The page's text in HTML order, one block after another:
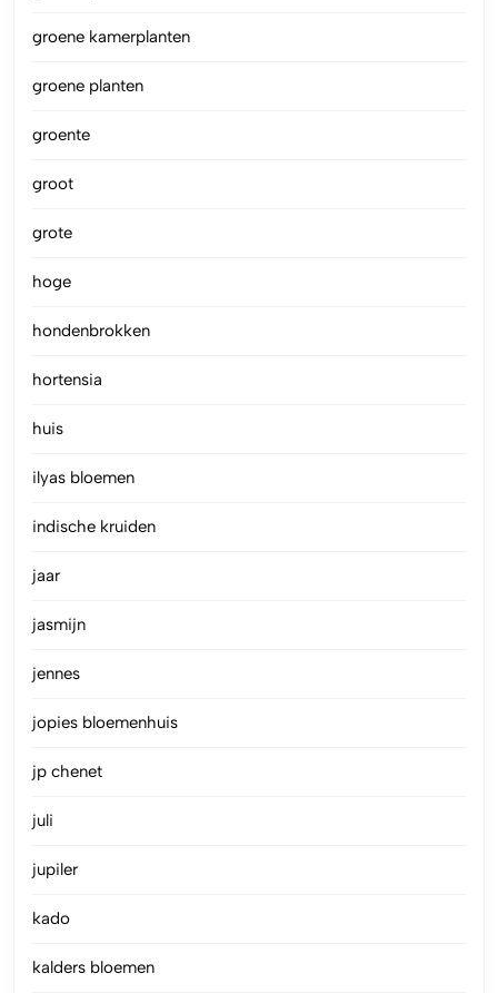
groene kamerplanten
groene planten
groente
groot
grote
hoge
hondenbrokken
hortensia
huis
ilyas bloemen
indische kruiden
jaar
jasmijn
jennes
jopies bloemenhuis
jp chenet
juli
jupiler
kado
kalders bloemen